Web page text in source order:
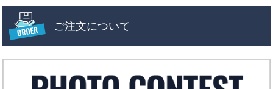
ご注文について